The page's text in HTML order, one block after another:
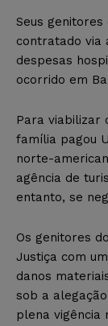
Seus genitores
contratado via
despesas
ocorrido em
Para viabilizar
família pagou
norte-
agência de
entanto, se
Os genitores
Justiça com
danos
sob a
plena vigência